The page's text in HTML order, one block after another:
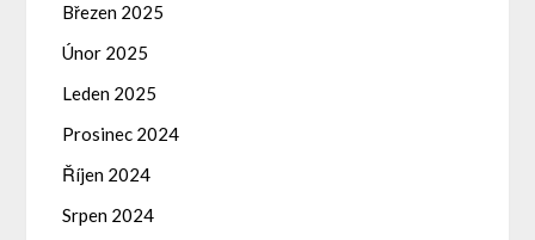
Březen 2025
Únor 2025
Leden 2025
Prosinec 2024
Říjen 2024
Srpen 2024